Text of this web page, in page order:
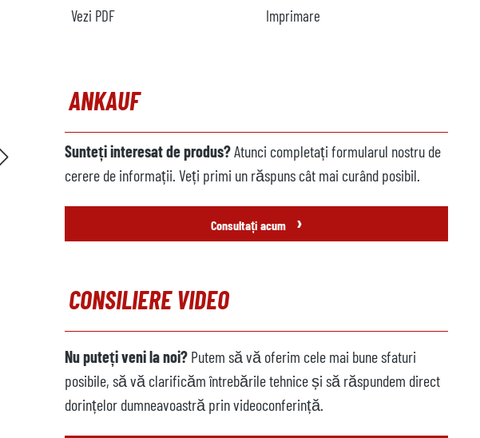
Vezi PDF Imprimare
ANKAUF
Sunteți interesat de produs?Atunci completați formularul nostru de
cerere de informații. Veți primi un răspuns cât mai curând posibil.
Consultați acum ›
CONSILIERE VIDEO
Nu puteți veni la noi? Putem să vă oferim cele mai bune sfaturi
posibile, să vă clarificăm întrebările tehnice și să răspundem direct
dorințelor dumneavoastră prin videoconferință.